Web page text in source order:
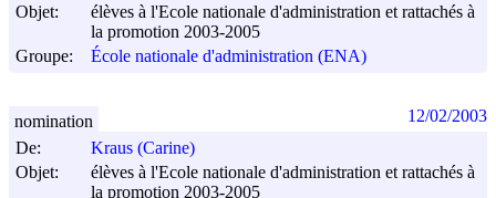
Objet:
élèves à l'Ecole nationale d'administration et rattachés à
la promotion 2003-2005
Groupe:
École nationale d'administration (ENA)
De:
Kraus (Carine)
Objet:
élèves à l'Ecole nationale d'administration et rattachés à
la promotion 2003-2005
nomination 12/02/2003